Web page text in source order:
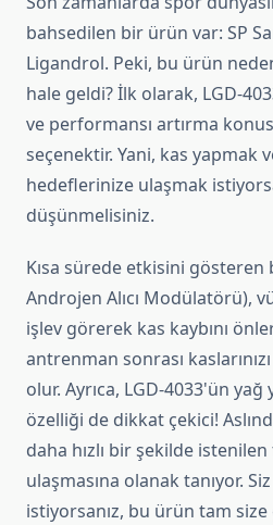
bahsedilen bir ürün var: SP
Ligandrol. Peki, bu ürün
hale geldi? İlk olarak, LGD-
ve performansı artırma
seçenektir. Yani, kas yapmak
hedeflerinize ulaşmak
düşünmelisiniz.
Kısa sürede etkisini gösteren
Androjen Alıcı Modülatörü),
işlev görerek kas kaybını
antrenman sonrası
olur. Ayrıca, LGD-4033'ün yağ
özelliği de dikkat çekici!
daha hızlı bir şekilde
ulaşmasına olanak tanıyor.
istiyorsanız, bu ürün tam